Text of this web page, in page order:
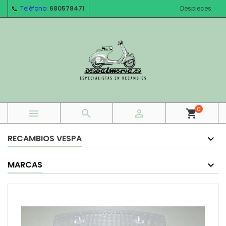
Teléfono: 680578471 Despieces
   shopping_cart0
RECAMBIOS VESPA
MARCAS